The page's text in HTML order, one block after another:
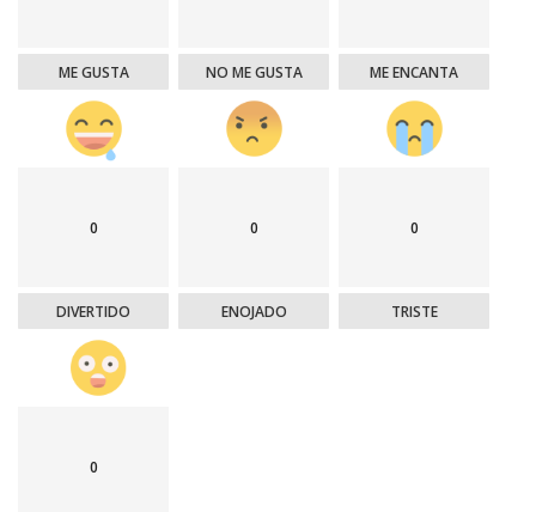
ME GUSTA NO ME GUSTA ME ENCANTA
0
DIVERTIDO
0
ENOJADO
0
TRISTE
0